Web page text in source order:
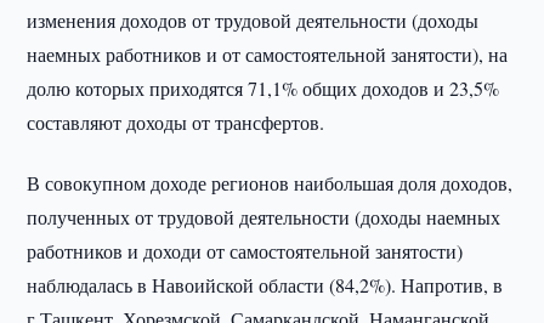
изменения доходов от трудовой деятельности (доходы
наемных работников и от самостоятельной занятости), на
долю которых приходятся 71,1% общих доходов и 23,5%
составляют доходы от трансфертов.
В совокупном доходе регионов наибольшая доля доходов,
полученных от трудовой деятельности (доходы наемных
работников и доходи от самостоятельной занятости)
наблюдалась в Навоийской области (84,2%). Напротив, в